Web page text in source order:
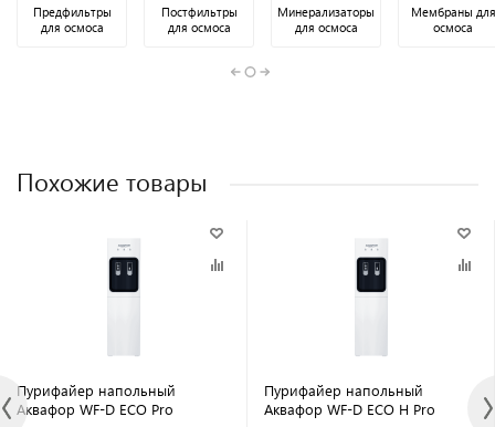
Предфильтры
для осмоса
Постфильтры
для осмоса
Минерализаторы
для осмоса
Мембраны для
осмоса
Похожие товары
Пурифайер напольный
Аквафор WF-D ECO Pro
Пурифайер напольный
Аквафор WF-D ECO H Pro